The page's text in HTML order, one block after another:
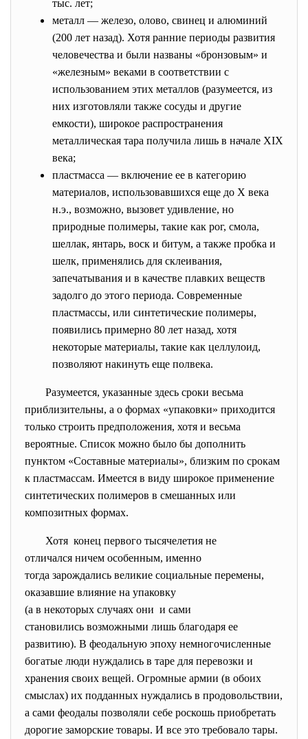
тыс. лет;
металл — железо, олово, свинец и алюминий
(200 лет назад). Хотя ранние периоды развития
человечества и были названы «бронзовым» и
«железным» веками в соответствии с
использованием этих металлов (разумеется, из
них изготовляли также сосуды и другие
емкости), широкое распространения
металлическая тара получила лишь в начале XIX
века;
пластмасса — включение ее в категорию
материалов, использовавшихся еще до Х века
н.э., возможно, вызовет удивление, но
природные полимеры, такие как рог, смола,
шеллак, янтарь, воск и битум, а также пробка и
шелк, применялись для склеивания,
запечатывания и в качестве плавких веществ
задолго до этого периода. Современные
пластмассы, или синтетические полимеры,
появились примерно 80 лет назад, хотя
некоторые материалы, такие как целлулоид,
позволяют накинуть еще полвека.
Разумеется, указанные здесь сроки весьма
приблизительны, а о формах «упаковки» приходится
только строить предположения, хотя и весьма
вероятные. Список можно было бы дополнить
пунктом «Составные материалы», близким по срокам
к пластмассам. Имеется в виду широкое применение
синтетических полимеров в смешанных или
композитных формах.
Хотя конец первого тысячелетия не
отличался ничем особенным, именно
тогда зарождались великие социальные перемены,
оказавшие влияние на упаковку
(а в некоторых случаях они и сами
становились возможными лишь благодаря ее
развитию). В феодальную эпоху немногочисленные
богатые люди нуждались в таре для перевозки и
хранения своих вещей. Огромные армии (в обоих
смыслах) их подданных нуждались в продовольствии,
а сами феодалы позволяли себе роскошь приобретать
дорогие заморские товары. И все это требовало тары.